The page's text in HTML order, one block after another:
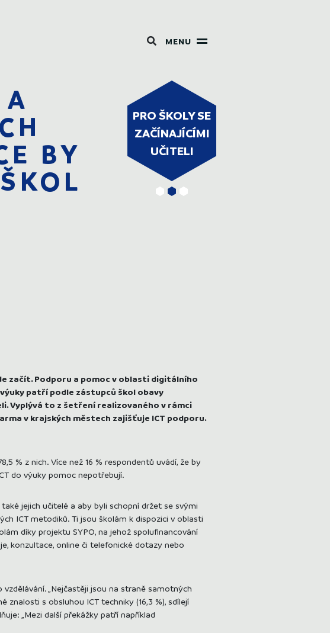
MENU
PRO ŠKOLY SE
ZAČÍNAJÍCÍMI
UČITELI
BY
začít. Podporu a pomoc v oblasti digitálního
patří podle zástupců škol obavy
Vyplývá to z šetření realizovaného v rámci
v krajských městech zajišťuje ICT podporu.
% z nich. Více než 16 % respondentů uvádí, že by
do výuky pomoc nepotřebují.
jejich učitelé a aby byli schopní držet se svými
ICT metodiků. Ti jsou školám k dispozici v oblasti
díky projektu SYPO, na jehož spolufinancování
konzultace, online či telefonické dotazy nebo
„Nejčastěji jsou na straně samotných
znalosti s obsluhou ICT techniky (16,3 %), sdílejí
„Mezi další překážky patří například